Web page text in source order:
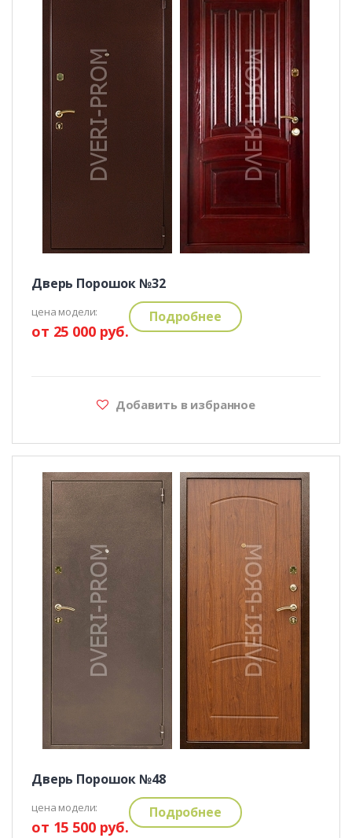
Дверь Порошок №32
цена модели:
от 25 000 руб.
Подробнее
Добавить в избранное
Дверь Порошок №48
цена модели:
от 15 500 руб.
Подробнее